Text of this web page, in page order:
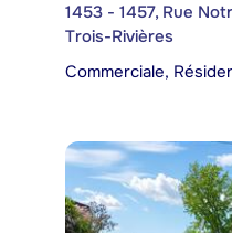
1453 - 1457, Rue
Trois-Rivières
Commerciale,